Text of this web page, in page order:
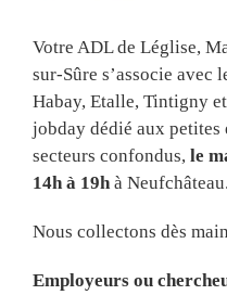
Votre ADL de Léglise,
sur-Sûre s’associe avec
Habay, Etalle, Tintigny
jobday dédié aux petites
secteurs confondus, le
14h à 19h à Neufchâteau.
Nous collectons dès
Employeurs ou